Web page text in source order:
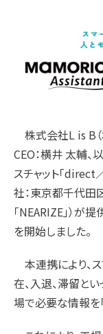
株式会社L is B
CEO：横井 太輔、
スチャット「direct
社：東京都千代田
「NEARIZE」）が
を開始しました。
本連携により、
在、入退、滞留と
場で必要な情報を